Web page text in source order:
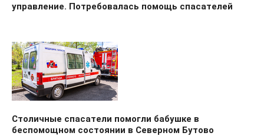
управление. Потребовалась помощь спасателей
Столичные спасатели помогли бабушке в
беспомощном состоянии в Северном Бутово